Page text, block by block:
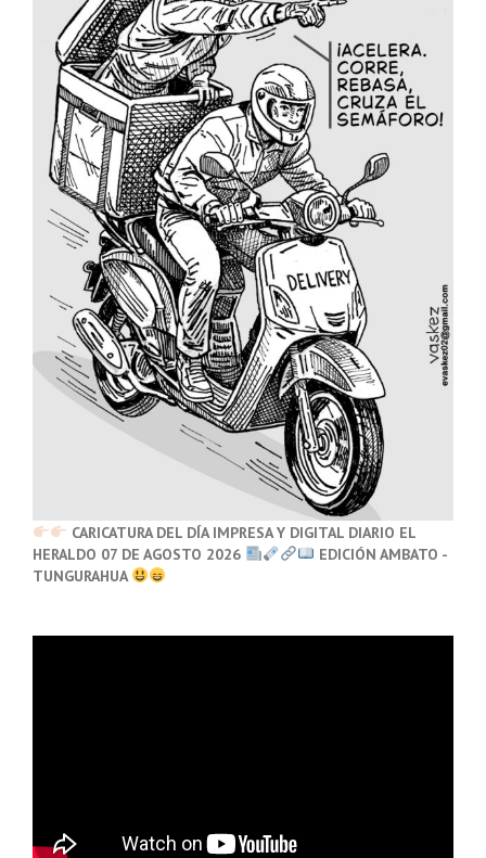
CARICATURA DEL DÍA IMPRESA Y DIGITAL DIARIO EL
HERALDO 07 DE AGOSTO 2026
EDICIÓN AMBATO -
TUNGURAHUA